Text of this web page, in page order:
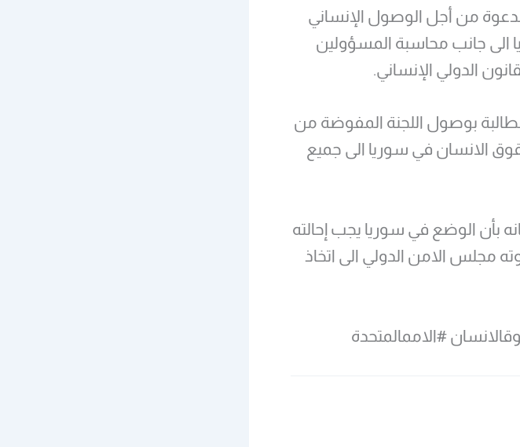
من أجل الوصول الإنساني
الى جانب محاسبة المسؤولين
الدولي الإنساني.
بوصول اللجنة المفوضة من
الانسان في سوريا الى جميع
بأن الوضع في سوريا يجب إحالته
مجلس الامن الدولي الى اتخاذ
#الاممالمتحدة